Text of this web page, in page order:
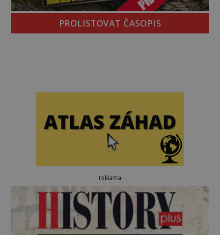
PROLISTOVAT ČASOPIS
reklama